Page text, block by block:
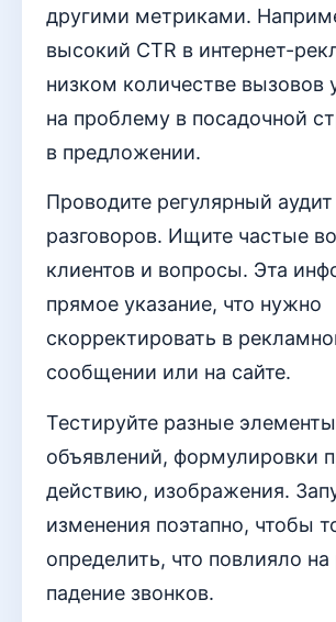
другими метриками.
высокий CTR в интернет-
низком количестве вызовов
на проблему в посадочной
в предложении.
Проводите регулярный аудит
разговоров. Ищите частые
клиентов и вопросы. Эта
прямое указание, что нужно
скорректировать в
сообщении или на сайте.
Тестируйте разные
объявлений, формулировки
действию, изображения.
изменения поэтапно, чтобы
определить, что повлияло
падение звонков.